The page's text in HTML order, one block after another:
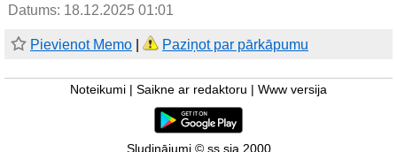
Datums: 18.12.2025 01:01
Pievienot Memo Paziņot par pārkāpumu
Noteikumi Saikne ar redaktoru Www versija
Sludinājumi © ss sia 2000